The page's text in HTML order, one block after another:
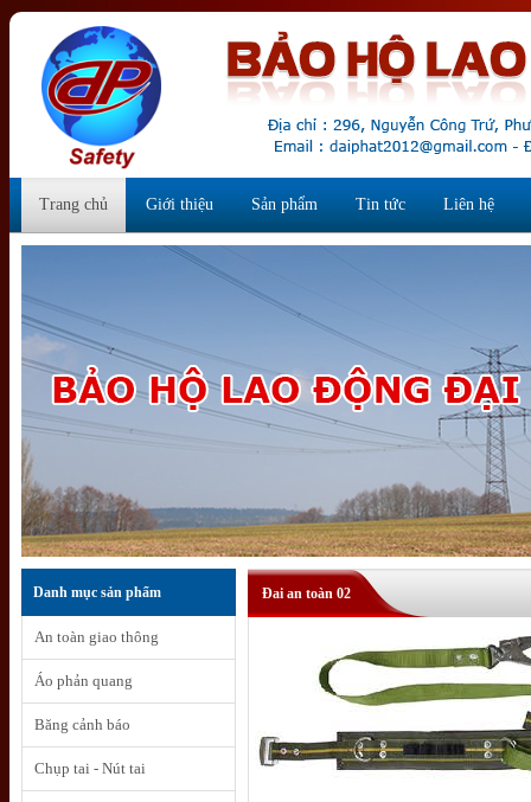
Trang chủ Giới thiệu Sản phẩm Tin tức Liên hệ
Danh mục sản phẩm
An toàn giao thông
Áo phản quang
Băng cảnh báo
Chụp tai - Nút tai
Đai an toàn 02